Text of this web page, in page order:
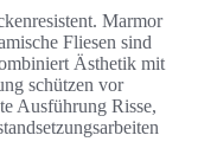
Marmor
Fliesen sind
Ästhetik mit
schützen vor
Ausführung Risse,